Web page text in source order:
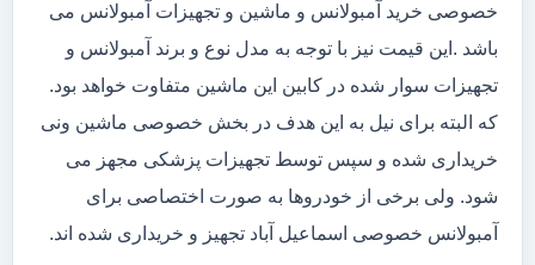
خصوصی خرید آمبولانس و ماشین و تجهیزات آمبولانس می
باشد .این قیمت نیز با توجه به مدل نوع و برند آمبولانس و
تجهیزات سوار شده در کابین این ماشین متفاوت خواهد بود.
که البته برای نیل به این هدف در بخش خصوصی ماشین ونی
خریداری شده و سپس توسط تجهیزات پزشکی مجهز می
شود. ولی برخی از خودروها به صورت اختصاصی برای
آمبولانس خصوصی اسماعیل آباد تجهیز و خریداری شده اند.